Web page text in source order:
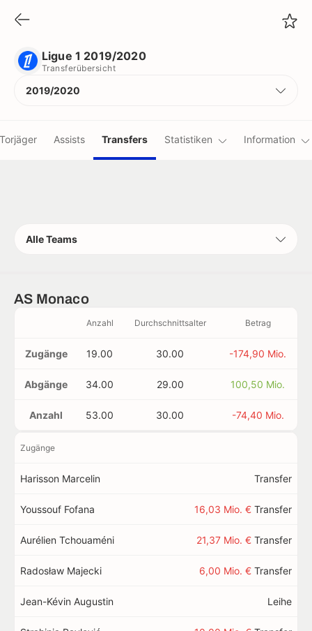
Ligue 1 2019/2020
Transferübersicht
2019/2020
Torjäger Assists Transfers Statistiken Information
Alle Teams
AS Monaco
Anzahl Durchschnittsalter Betrag
Zugänge 19.00 30.00 -174,90 Mio.
Abgänge 34.00 29.00 100,50 Mio.
Anzahl 53.00 30.00 -74,40 Mio.
Zugänge
Harisson Marcelin Transfer
Youssouf Fofana 16,03 Mio. € Transfer
Aurélien Tchouaméni 21,37 Mio. € Transfer
Radosław Majecki 6,00 Mio. € Transfer
Jean-Kévin Augustin Leihe